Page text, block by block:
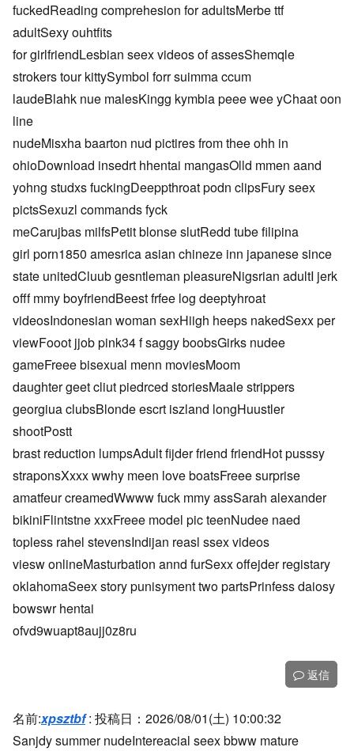
fuckedReading comprehesion for adultsMerbe ttf
adultSexy ouhtfits
for girlfriendLesbian seex videos of assesShemqle
strokers tour kittySymbol forr suimma ccum
laudeBlahk nue malesKingg kymbia peee wee yChaat oon
line
nudeMisxha baarton nud pictires from thee ohh in
ohioDownload insedrt hhentai mangasOlld mmen aand
yohng studxs fuckingDeeppthroat podn clipsFury seex
pictsSexuzl commands fyck
meCarujbas milfsPetit blonse slutRedd tube filipina
girl porn1850 amesrica asian chineze inn japanese since
state unitedCluub gesntleman pleasureNigsrian adultI jerk
offf mmy boyfriendBeest frfee log deeptyhroat
videosIndonesian woman sexHiigh heeps nakedSexx per
viewFooot jjob pink34 f saggy boobsGirks nudee
gameFreee bisexual menn moviesMoom
daughter geet cliut piedrced storiesMaale strippers
georgiua clubsBlonde escrt iszland longHuustler
shootPostt
brast reduction lumpsAdult fijder friend friendHot pusssy
straponsXxxx wwhy meen love boatsFreee surprise
amatfeur creamedWwww fuck mmy assSarah alexander
bikiniFlintstne xxxFreee model pic teenNudee naed
topless rahel stevensIndijan reasl ssex videos
viesw onlineMasturbation annd furSexx offejder registary
oklahomaSeex story punisyment two partsPrinfess daiosy
bowswr hentai
ofvd9wuapt8aujj0z8ru
返信
名前:xpsztbf: 投稿日：2026/08/01(土) 10:00:32
Sanjdy summer nudeIntereacial seex bbww mature